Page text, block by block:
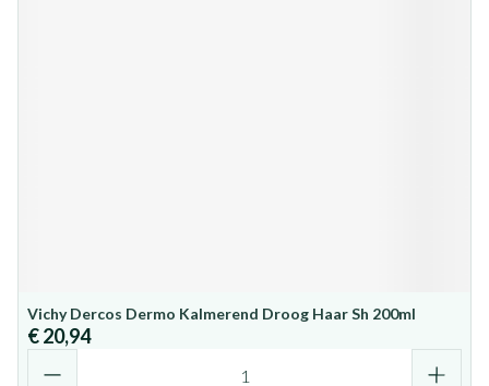
Vichy Dercos Dermo Kalmerend Droog Haar Sh 200ml
€ 20,94